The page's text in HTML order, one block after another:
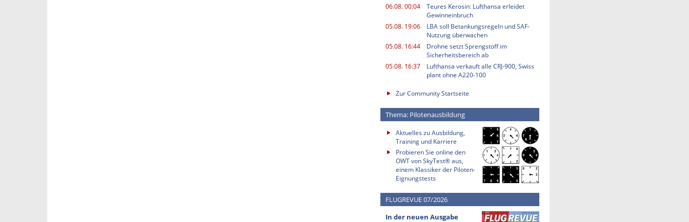
06.08. 00:04
Teures Kerosin: Lufthansa erleidet
Gewinneinbruch
05.08. 19:06
LBA soll Betankungsregeln und SAF-
Nutzung überwachen
05.08. 16:44
Drohne setzt Sprengstoff im
Sicherheitsbereich ab
05.08. 16:37
Lufthansa verkauft alle CRJ-900, Swiss
plant ohne A220-100
Zur Community Startseite
Thema: Pilotenausbildung
Aktuelles zu Ausbildung,
Training und Karriere
Probieren Sie online den
OWT von SkyTest® aus,
einem Klassiker der Piloten-
Eignungstests
FLUGREVUE 07/2026
In der neuen Ausgabe